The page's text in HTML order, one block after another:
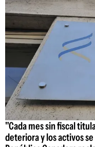
"Cada mes sin fiscal
deteriora y los activos